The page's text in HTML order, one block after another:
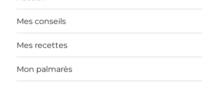
Mes conseils
Mes recettes
Mon palmarès